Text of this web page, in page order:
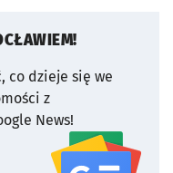
co dzieje się we
z
News!